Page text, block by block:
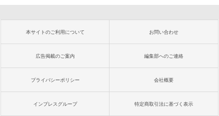
本サイトのご利用について お問い合わせ
広告掲載のご案内 編集部へのご連絡
プライバシーポリシー 会社概要
インプレスグループ 特定商取引法に基づく表示